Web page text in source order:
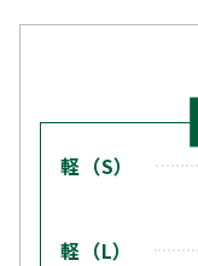
軽（S）
軽（L）